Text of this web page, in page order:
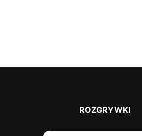
ROZGRYWKI